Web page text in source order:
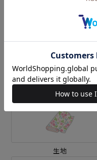
クロスステッチフレーム＜
ムーミン谷の仲間たち＞
カテ
生地